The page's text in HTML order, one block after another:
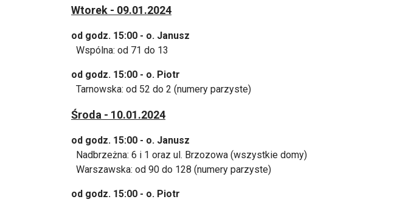
Wtorek - 09.01.2024
od godz. 15:00 - o. Janusz
Wspólna: od 71 do 13
od godz. 15:00 - o. Piotr
Tarnowska: od 52 do 2 (numery parzyste)
Środa - 10.01.2024
od godz. 15:00 - o. Janusz
Nadbrzeżna: 6 i 1 oraz ul. Brzozowa (wszystkie domy)
Warszawska: od 90 do 128 (numery parzyste)
od godz. 15:00 - o. Piotr